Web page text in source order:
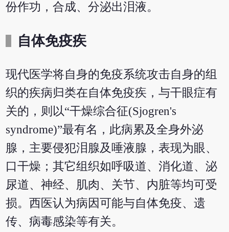
份作功，合成、分泌出泪液。
自体免疫疾
现代医学将自身的免疫系统攻击自身的组
织的疾病归类在自体免疫疾，与干眼症有
关的，则以“干燥综合征(Sjogren's
syndrome)”最有名，此病累及全身外泌
腺，主要侵犯泪腺及唾液腺，表现为眼、
口干燥；其它组织如呼吸道、消化道、泌
尿道、神经、肌肉、关节、内脏等均可受
损。西医认为病因可能与自体免疫、遗
传、病毒感染等有关。